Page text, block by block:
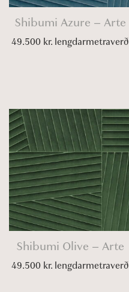
Shibumi Azure – Arte
49.500 kr. lengdarmetraverð
Shibumi Olive – Arte
49.500 kr. lengdarmetraverð